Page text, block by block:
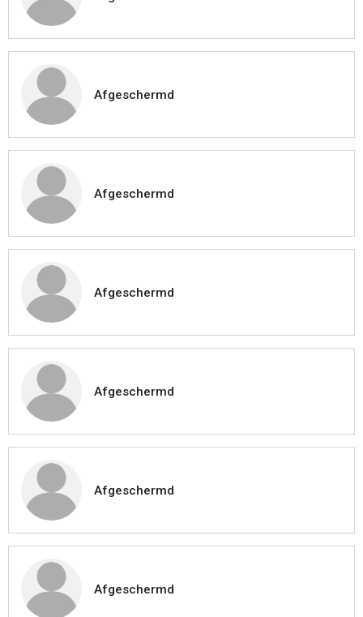
Afgeschermd
Afgeschermd
Afgeschermd
Afgeschermd
Afgeschermd
Afgeschermd